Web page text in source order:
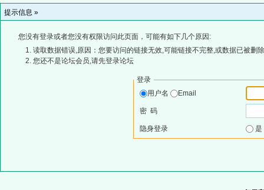
提示信息 »
您没有登录或者您没有权限访问此页面，可能有如下几个原因:
读取数据错误,原因：您要访问的链接无效,可能链接不完整,或数据已被删
您还不是论坛会员,请先登录论坛
登录
用户名
Email
密 码
隐身登录